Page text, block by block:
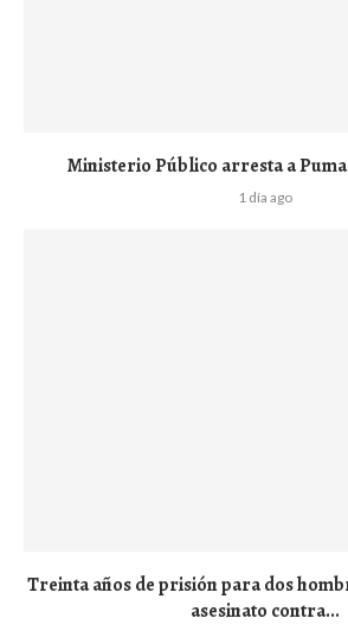
Ministerio Público arresta a
1 día ago
Treinta años de prisión para dos
asesinato contra...